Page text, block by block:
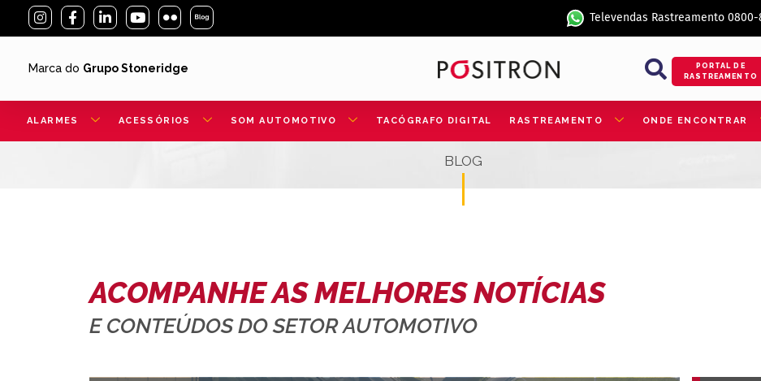
Televendas Rastreamento 0800-
Marca do Grupo Stoneridge
PORTAL DE
RASTREAMENTO
ALARMES ACESSÓRIOS SOM AUTOMOTIVO TACÓGRAFO DIGITAL RASTREAMENTO ONDE ENCONTRAR
BLOG
ACOMPANHE AS MELHORES NOTÍCIAS
E CONTEÚDOS DO SETOR AUTOMOTIVO